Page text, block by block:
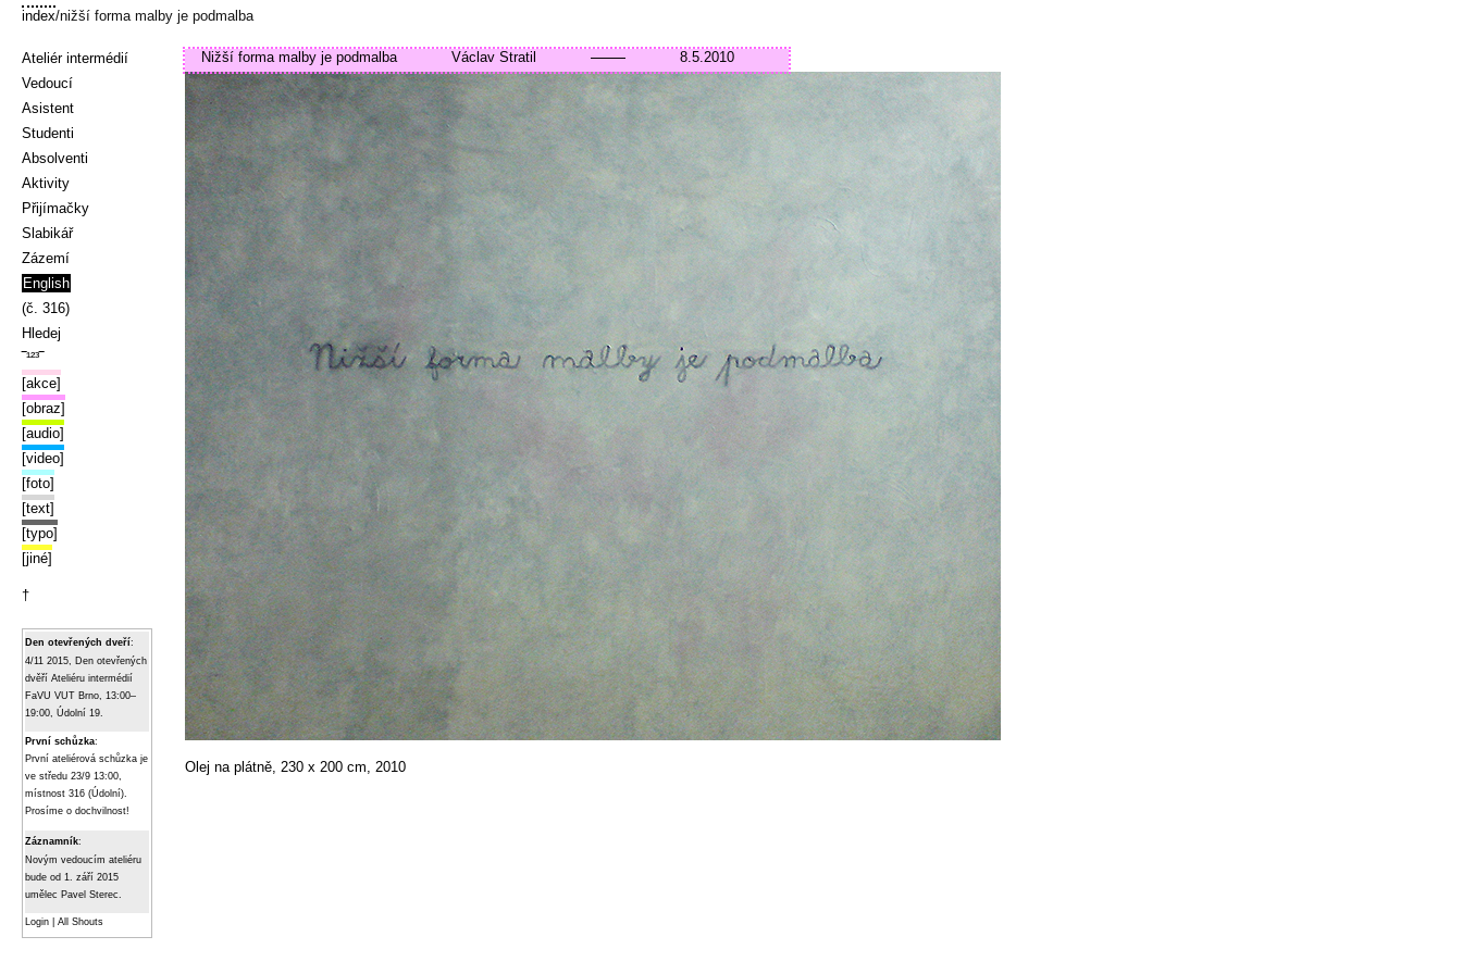
index/nižší forma malby je podmalba
Ateliér intermédií
Vedoucí
Asistent
Studenti
Absolventi
Aktivity
Přijímačky
Slabikář
Zázemí
English
(č. 316)
Hledej
‾¹²³‾
[akce]
[obraz]
[audio]
[video]
[foto]
[text]
[typo]
[jiné]
†
Den otevřených dveří:
4/11 2015, Den otevřených
dvěří Ateliéru intermédií
FaVU VUT Brno, 13:00–
19:00, Údolní 19.
První schůzka:
První ateliérová schůzka je
ve středu 23/9 13:00,
místnost 316 (Údolní).
Prosíme o dochvilnost!
Záznamník:
Novým vedoucím ateliéru
bude od 1. září 2015
umělec Pavel Sterec.
Login All Shouts
Nižší forma malby je podmalba Václav Stratil 8.5.2010
Olej na plátně, 230 x 200 cm, 2010